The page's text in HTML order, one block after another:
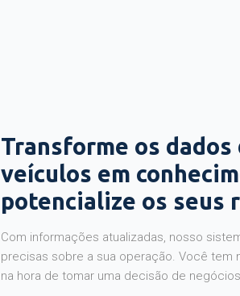
Transforme os dados
veículos em
potencialize os seus
Com informações atualizadas, nosso
precisas sobre a sua operação. Você tem
na hora de tomar uma decisão de negócios.